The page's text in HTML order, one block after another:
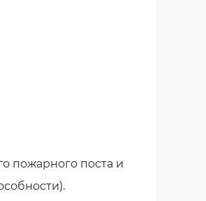
пожарного поста и